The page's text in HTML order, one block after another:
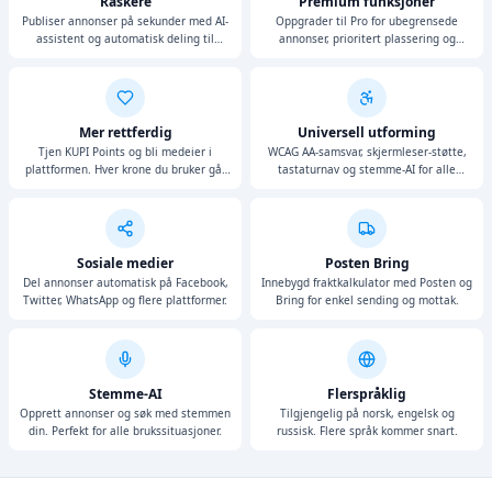
Publiser annonser på sekunder med AI-
assistent og automatisk deling til
Oppgrader til Pro for ubegrensede
annonser, prioritert plassering og
Mer rettferdig
Tjen KUPI Points og bli medeier i
plattformen. Hver krone du bruker går
Universell utforming
WCAG AA-samsvar, skjermleser-støtte,
tastaturnav og stemme-AI for alle
Sosiale medier
Del annonser automatisk på Facebook,
Twitter, WhatsApp og flere plattformer.
Posten Bring
Innebygd fraktkalkulator med Posten og
Bring for enkel sending og mottak.
Stemme-AI
Opprett annonser og søk med stemmen
din. Perfekt for alle brukssituasjoner.
Flerspråklig
Tilgjengelig på norsk, engelsk og
russisk. Flere språk kommer snart.